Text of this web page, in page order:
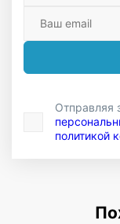
Отправляя
политикой